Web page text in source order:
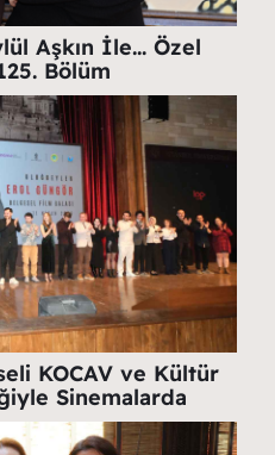
Aşkın İle… Özel
Bölüm
KOCAV ve Kültür
Sinemalarda